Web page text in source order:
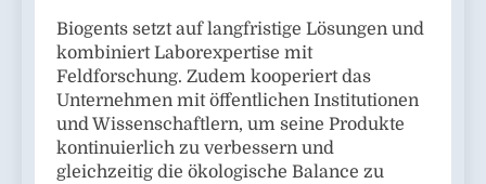
Biogents setzt auf langfristige Lösungen und
kombiniert Laborexpertise mit
Feldforschung. Zudem kooperiert das
Unternehmen mit öffentlichen Institutionen
und Wissenschaftlern, um seine Produkte
kontinuierlich zu verbessern und
gleichzeitig die ökologische Balance zu